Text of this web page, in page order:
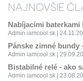
NAJNOVŠIE
Nabíjacími baterkami
Admin iamcool.sk |
Pánske zimné bundy
Admin iamcool.sk |
Bistabilné relé - ako
Admin iamcool.sk |